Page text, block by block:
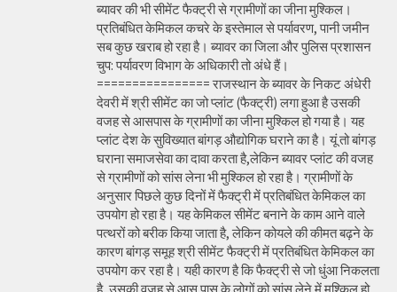
ब्यावर की भी सीमेंट फैक्ट्री से ग्रामीणों का जीना मुश्किल।
प्रतिबंधित केमिकल कचरे के इस्तेमाल से पर्यावरण, पानी जमीन
सब कुछ खराब हो रहा है। ब्यावर का जिला और पुलिस प्रशासन
चुप: पर्यावरण विभाग के अधिकारी तो अंधे हैं।
================ राजस्थान के ब्यावर के निकट अंधेरी
देवरी में श्री सीमेंट का जो प्लांट (फैक्ट्री) लगा हुआ है उसकी
वजह से आसपास के ग्रामीणों का जीना मुश्किल हो गया है। यह
प्लांट देश के सुविख्यात बांगड़ औद्योगिक घराने का है। यूं तो बांगड़
घराना समाजसेवा का दावा करता है,लेकिन ब्यावर प्लांट की वजह
से ग्रामीणों को सांस लेना भी मुश्किल हो रहा है। ग्रामीणों के
अनुसार पिछले कुछ दिनों में फैक्ट्री में प्रतिबंधित केमिकल का
उपयोग हो रहा है। यह केमिकल सीमेंट बनाने के काम आने वाले
पत्थरों को बरीक किया जाता है, लेकिन कोयले की कीमत बढ़ने के
कारण बांगड़ समूह श्री सीमेंट फैक्ट्री में प्रतिबंधित केमिकल का
उपयोग कर रहा है। यही कारण है कि फैक्ट्री से जो धुंआ निकलता